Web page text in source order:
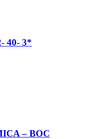
40- 3*
– BOC